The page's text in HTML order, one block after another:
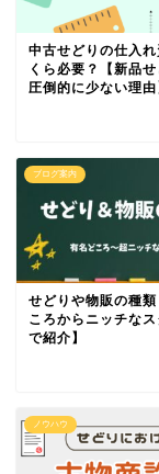
中古せどりの仕入
くら必要？【新品せ
圧倒的に少ない理由
ブログ案内
せどりや物販の種
ころからニッチなス
で紹介】
ノウハウ